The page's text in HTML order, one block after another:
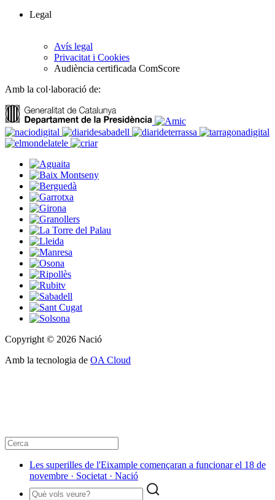
Legal
Avís legal
Privacitat i Cookies
Audiència certificada ComScore
Amb la col·laboració de:
Copyright © 2026 Nació
Amb la tecnologia de OA Cloud
Les superilles de l'Eixample començaran a funcionar el 18 de
novembre · Societat · Nació